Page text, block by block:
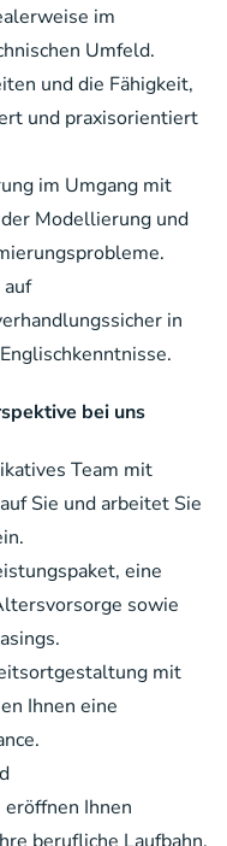
im
Umfeld.
und die Fähigkeit,
und praxisorientiert
im Umgang mit
Modellierung und
in
bei uns
Team mit
Sie und arbeitet Sie
eine
sowie
mit
Ihnen eine
Ihnen